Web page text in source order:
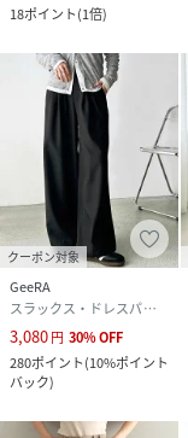
18ポイント(1倍)
クーポン対象
GeeRA
スラックス・ドレスパンツ
3,080円 30%OFF
280ポイント(10%ポイント
バック)